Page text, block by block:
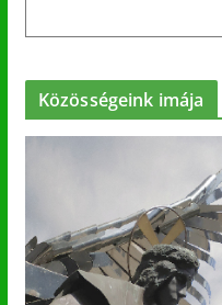
Közösségeink imája